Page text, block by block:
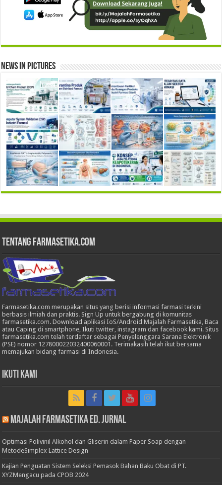
News in Pictures
Tentang Farmasetika.com
Farmasetika.com merupakan situs yang berisi informasi farmasi terkini
berbasis ilmiah dan praktis. Sign Up untuk bergabung di komunitas
farmasetika.com. Download aplikasi IoS/Android Majalah Farmasetika, Baca
atau Caping di smartphone, Ikuti twitter, instagram dan facebook kami. Situs
farmasetika.com telah terdaftar sebagai Penyelenggara Sarana Elektronik
(PSE) nomor 127800022032400060001. Terimakasih telah ikut bersama
memajukan bidang farmasi di Indonesia.
Ikuti Kami
Majalah Farmasetika Ed. Jurnal
Optimasi Polivinil Alkohol dan Gliserin dalam Paper Soap dengan
MetodeSimplex Lattice Design
Kajian Penguatan Sistem Seleksi Pemasok Bahan Baku Obat di PT.
XYZMengacu pada CPOB 2024